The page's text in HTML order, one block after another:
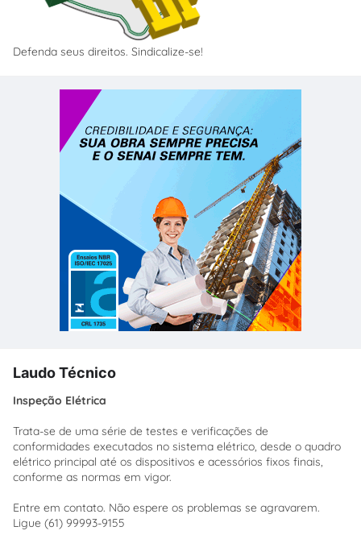
Defenda seus direitos. Sindicalize-se!
Laudo Técnico
Inspeção Elétrica
Trata-se de uma série de testes e verificações de
conformidades executados no sistema elétrico, desde o quadro
elétrico principal até os dispositivos e acessórios fixos finais,
conforme as normas em vigor.
Entre em contato. Não espere os problemas se agravarem.
Ligue (61) 99993-9155